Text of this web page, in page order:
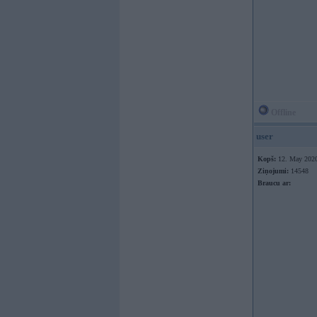
user
Kopš: 12. May
Ziņojumi: 14548
Braucu ar: